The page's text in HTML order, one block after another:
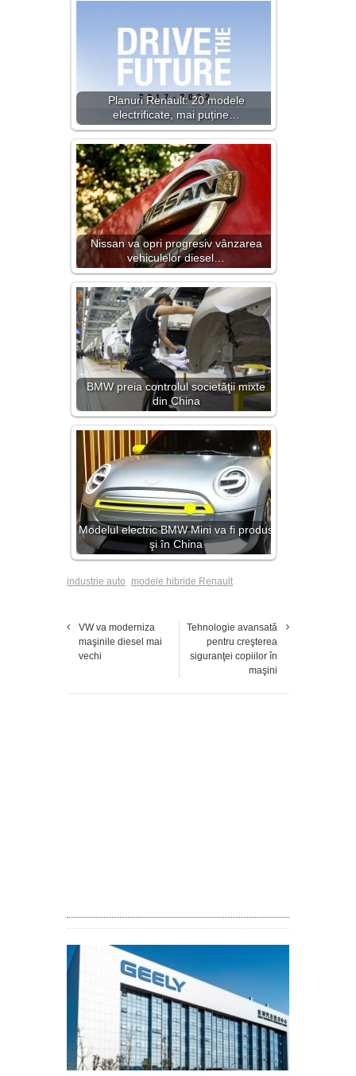
Planuri Renault: 20 modele
electrificate, mai puține…
Nissan va opri progresiv vânzarea
vehiculelor diesel…
BMW preia controlul societăţii mixte
din China
Modelul electric BMW Mini va fi produs
şi în China
industrie auto modele hibride Renault
VW va moderniza
maşinile diesel mai
vechi
Tehnologie avansată
pentru creşterea
siguranţei copiilor în
maşini